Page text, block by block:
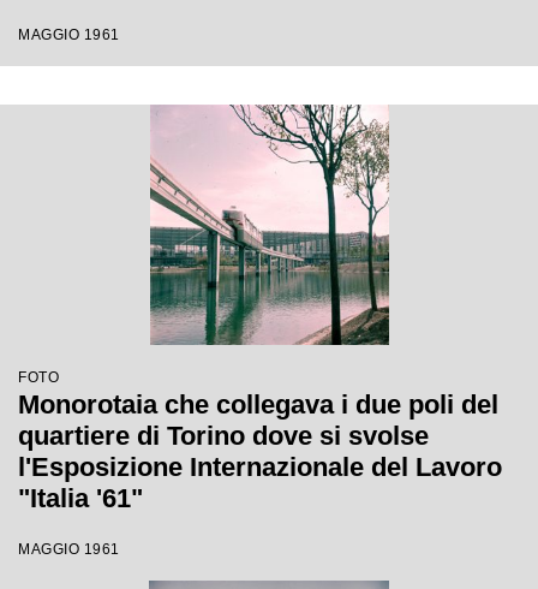
Torino dal 1 maggio al 31 ottobre 1961
MAGGIO 1961
FOTO
Monorotaia che collegava i due poli del
quartiere di Torino dove si svolse
l'Esposizione Internazionale del Lavoro
"Italia '61"
MAGGIO 1961